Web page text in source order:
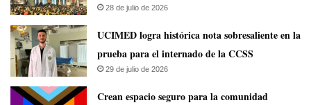
28 de julio de 2026
UCIMED logra histórica nota sobresaliente en la
prueba para el internado de la CCSS
29 de julio de 2026
Crean espacio seguro para la comunidad